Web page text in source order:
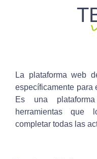
La plataforma web
específicamente para
Es una
herramientas que
completar todas las